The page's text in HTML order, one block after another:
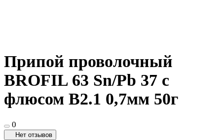
Припой проволочный
BROFIL 63 Sn/Pb 37 с
флюсом B2.1 0,7мм 50г
0
Нет отзывов